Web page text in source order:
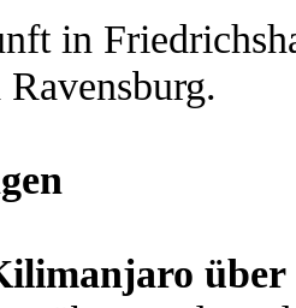
in
über